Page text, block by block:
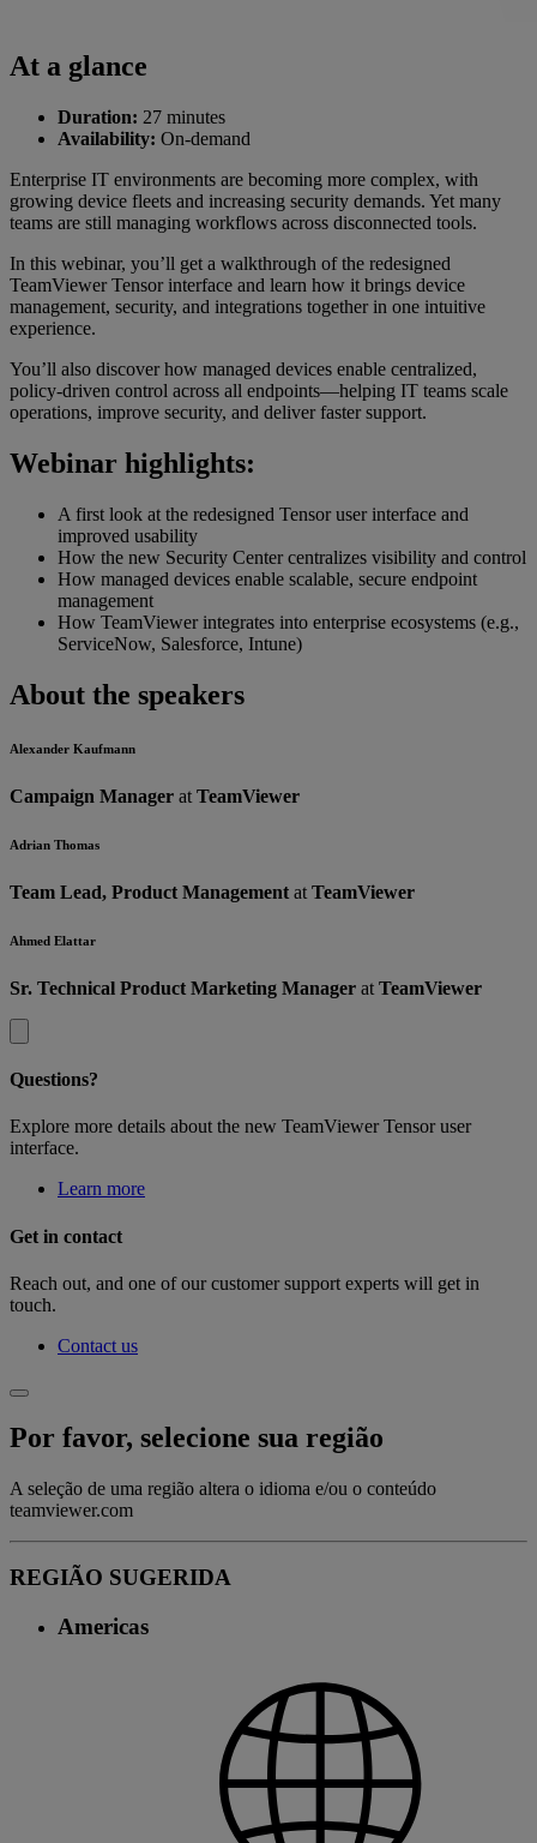
At a glance
Duration: 27 minutes
Availability: On-demand
Enterprise IT environments are becoming more complex, with
growing device fleets and increasing security demands. Yet many
teams are still managing workflows across disconnected tools.
In this webinar, you’ll get a walkthrough of the redesigned
TeamViewer Tensor interface and learn how it brings device
management, security, and integrations together in one intuitive
experience.
You’ll also discover how managed devices enable centralized,
policy-driven control across all endpoints—helping IT teams scale
operations, improve security, and deliver faster support.
Webinar highlights:
A first look at the redesigned Tensor user interface and
improved usability
How the new Security Center centralizes visibility and control
How managed devices enable scalable, secure endpoint
management
How TeamViewer integrates into enterprise ecosystems (e.g.,
ServiceNow, Salesforce, Intune)
About the speakers
Alexander Kaufmann
Campaign Manager at TeamViewer
Adrian Thomas
Team Lead, Product Management at TeamViewer
Ahmed Elattar
Sr. Technical Product Marketing Manager at TeamViewer
Questions?
Explore more details about the new TeamViewer Tensor user
interface.
Learn more
Get in contact
Reach out, and one of our customer support experts will get in
touch.
Contact us
Por favor, selecione sua região
A seleção de uma região altera o idioma e/ou o conteúdo
teamviewer.com
REGIÃO SUGERIDA
Americas